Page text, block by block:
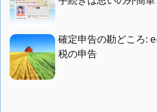
確定申告の勘どころ:
税の申告